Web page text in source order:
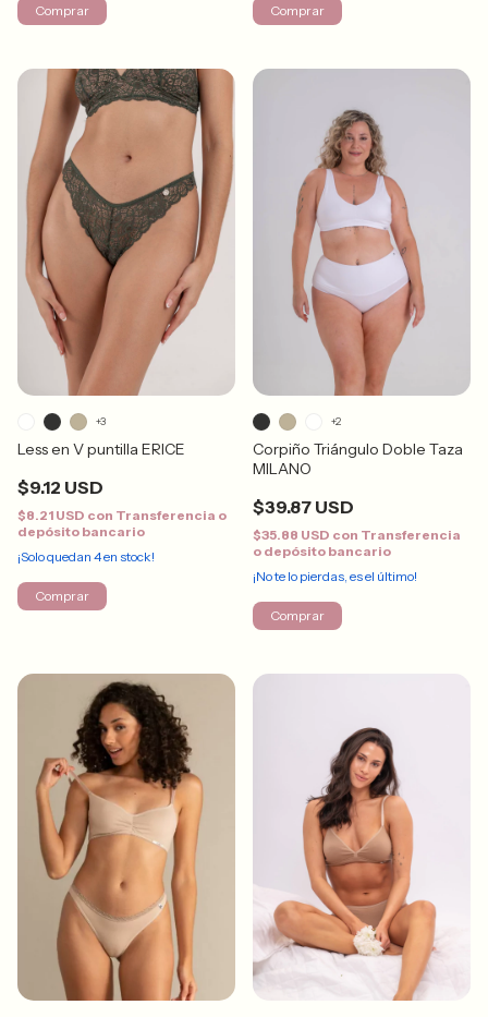
Comprar Comprar
Less en V puntilla ERICE
$9.12 USD
$8.21 USD con Transferencia o
depósito bancario
¡Solo quedan 4en stock!
+3
Comprar
Corpiño Triángulo Doble Taza
MILANO
$39.87 USD
$35.88 USD con Transferencia
o depósito bancario
¡No te lo pierdas, es el último!
+2
Comprar